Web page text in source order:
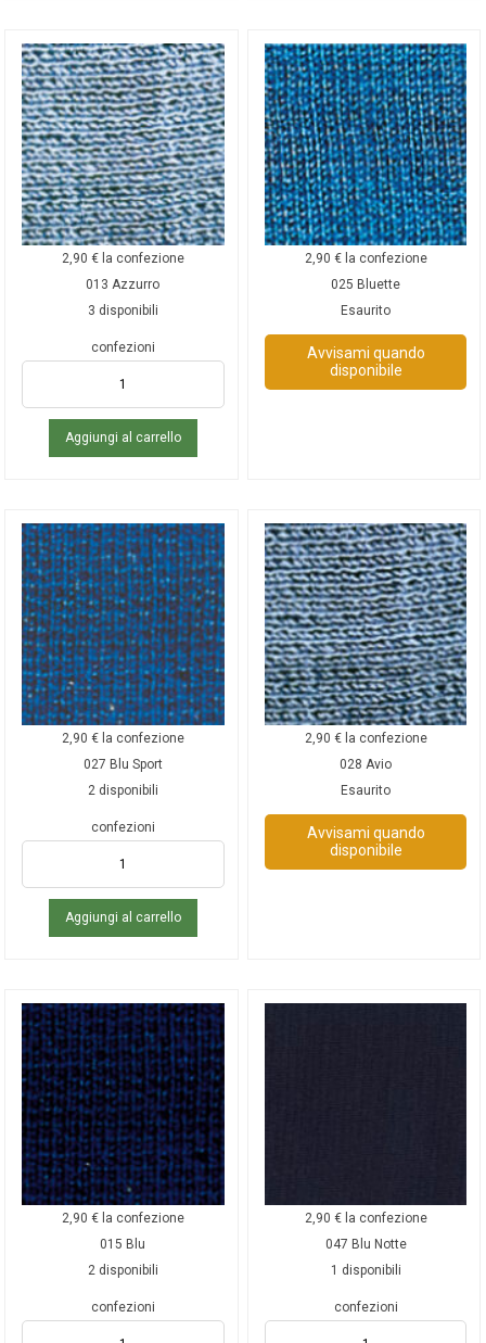
2,90 € la confezione
013 Azzurro
3 disponibili
confezioni
Aggiungi al carrello
2,90 € la confezione
025 Bluette
Esaurito
Avvisami quando
disponibile
2,90 € la confezione
027 Blu Sport
2 disponibili
confezioni
Aggiungi al carrello
2,90 € la confezione
028 Avio
Esaurito
Avvisami quando
disponibile
2,90 € la confezione
015 Blu
2 disponibili
confezioni
2,90 € la confezione
047 Blu Notte
1 disponibili
confezioni